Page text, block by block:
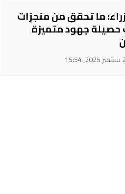
ما تحقق من منجزات
حصيلة جهود متميزة